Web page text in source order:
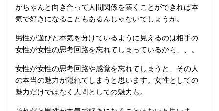
がちゃんと向き合って人間関係を築くことができれば本
気で好きになることもあるんじゃないでしょうか。
男性が遊びと本気を分けているように見えるのは相手の
女性が女性の思考回路を忘れてしまっているから、、。
女性が女性の思考回路や感覚を忘れてしまうと、その人
の本当の魅力が隠れてしまうと思います。女性としての
魅力だけではなく人間としての魅力も。